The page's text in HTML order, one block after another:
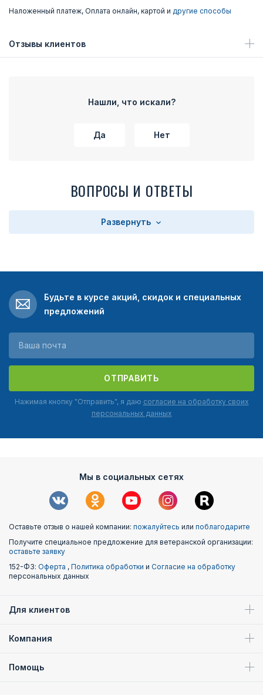
Наложенный платеж, Оплата онлайн, картой и другие способы
Отзывы клиентов
Нашли, что искали?
Да Нет
ВОПРОСЫ И ОТВЕТЫ
Развернуть
Будьте в курсе акций, скидок и специальных
предложений
ОТПРАВИТЬ
Нажимая кнопку "Отправить", я даю согласие на обработку своих
персональных данных
Мы в социальных сетях
Оставьте отзыв о нашей компании: пожалуйтесь или поблагодарите
Получите специальное предложение для ветеранской организации:
оставьте заявку
152-ФЗ: Оферта , Политика обработки и Согласие на обработку
персональных данных
Для клиентов
Компания
Помощь